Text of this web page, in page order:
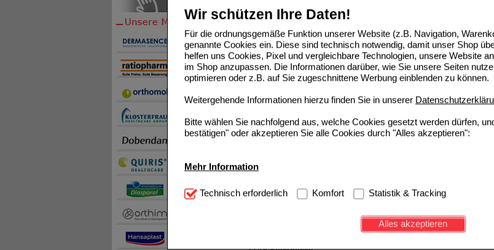
Wir schützen Ihre Daten!
Für die ordnungsgemäße Funktion unserer Website (z.B. Navigation,
genannte Cookies ein. Diese sind technisch notwendig, damit unser Shop
helfen uns Cookies, Pixel und vergleichbare Technologien, unsere Website
im Shop anzupassen. Die Informationen darüber, wie Sie unsere Seiten
optimieren oder z.B. auf Sie zugeschnittene Werbung einblenden zu können.
Weitergehende Informationen hierzu finden Sie in unserer
Bitte wählen Sie nachfolgend aus, welche Cookies gesetzt werden dürfen,
bestätigen" oder akzeptieren Sie alle Cookies durch "Alles akzeptieren":
Mehr Information
Technisch Notwendig: Hierbei handelt es sich um Cookies, die für die
notwendig sind (z.B. Navigation, Warenkorb, Kundenkonto), weshalb auf
Diese Cookies werden genutzt um das Einkaufserlebnis noch
beispielsweise für die Wiedererkennung des Besuchers oder unsere Seite
Technisch erforderlich Komfort Statistik & Tracking
Alles akzeptieren
PARI LC SPRINT Junior
Pari GmbH Pharma -und
Apothekenservice
03870061
1St
UVP**
Unser Preis*
Sie sparen
VORTEX Inhalierhilfe m.Erwachsenenmaske
Apothekenservice
12371285
UVP**
Unser Preis*
PARI SINUS Schlauchsystem
Pari GmbH Pharma -und
Apothekenservice
Sie sparen
PARI Smartmask